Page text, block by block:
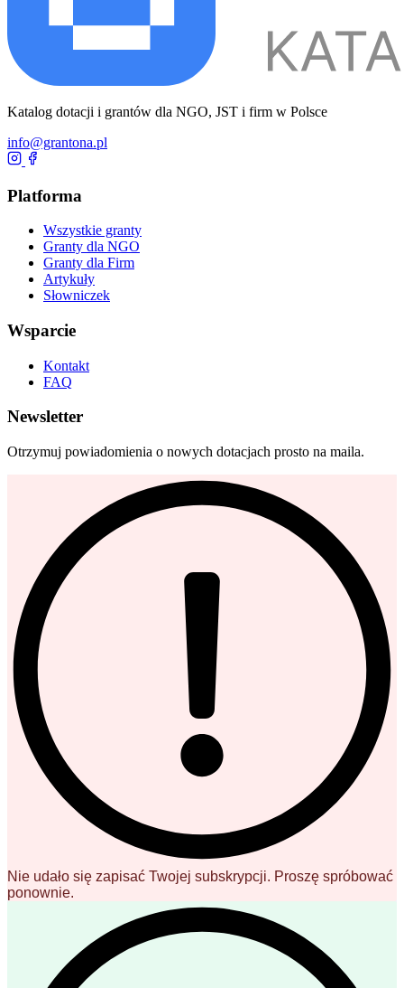
Katalog dotacji i grantów dla NGO, JST i firm w Polsce
info@grantona.pl
Platforma
Wszystkie granty
Granty dla NGO
Granty dla Firm
Artykuły
Słowniczek
Wsparcie
Kontakt
FAQ
Newsletter
Otrzymuj powiadomienia o nowych dotacjach prosto na maila.
Nie udało się zapisać Twojej subskrypcji. Proszę spróbować
ponownie.